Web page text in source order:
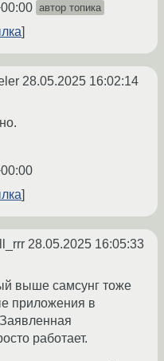
автор топика
28.05.2025 16:02:14
28.05.2025 16:05:33
выше самсунг тоже
приложения в
работает.